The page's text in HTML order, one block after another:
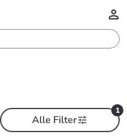
1
Alle Filter